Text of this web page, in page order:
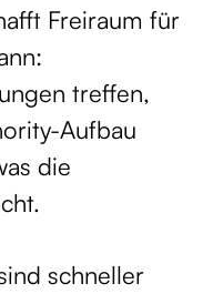
Freiraum für
treffen,
Aufbau
die
schneller